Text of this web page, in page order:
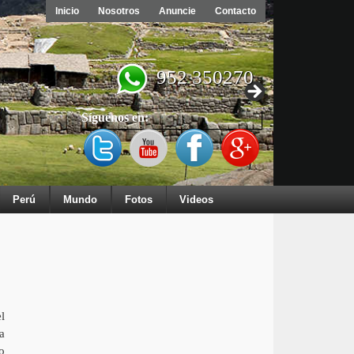
Inicio Nosotros Anuncie Contacto
952 350270
Síguenos en:
Perú Mundo Fotos Videos